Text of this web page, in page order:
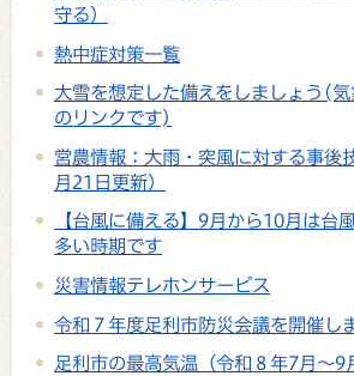
守る）
熱中症対策一覧
大雪を想定した備えをしましょう(
のリンクです)
営農情報：大雨・突風に対する事後
月21日更新）
【台風に備える】9月から10月は台
多い時期です
災害情報テレホンサービス
令和７年度足利市防災会議を開催し
足利市の最高気温（令和８年7月～9